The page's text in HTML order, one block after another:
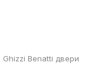
Ghizzi Benatti двери